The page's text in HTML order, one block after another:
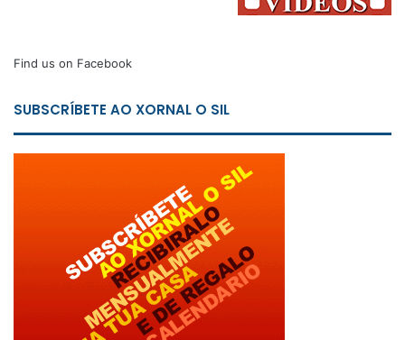
Find us on Facebook
SUBSCRÍBETE AO XORNAL O SIL